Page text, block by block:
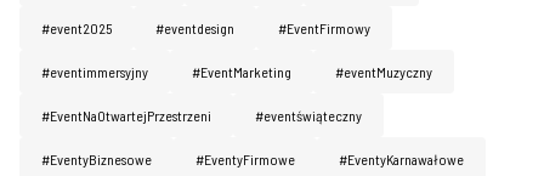
#event2025 #eventdesign #EventFirmowy
#eventimmersyjny #EventMarketing #eventMuzyczny
#EventNaOtwartejPrzestrzeni #eventświąteczny
#EventyBiznesowe #EventyFirmowe #EventyKarnawałowe